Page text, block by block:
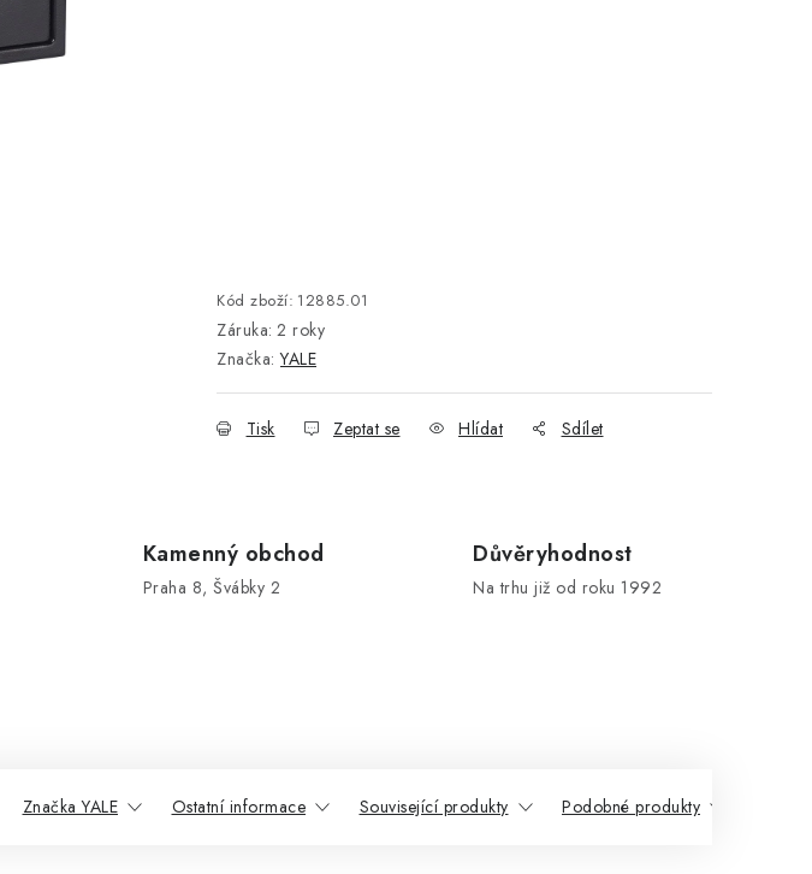
Kód zboží: 12885.01
Záruka: 2 roky
Značka:YALE
Tisk Zeptat se Hlídat Sdílet
Kamenný obchod
Praha 8, Švábky 2
Důvěryhodnost
Na trhu již od roku 1992
Značka YALE Ostatní informace Související produkty Podobné produkty